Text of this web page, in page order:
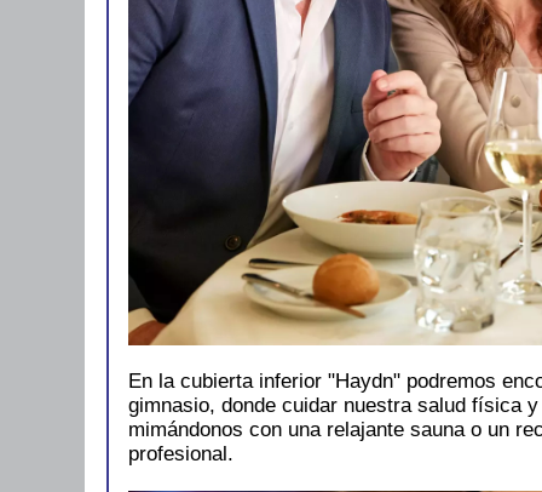
En la cubierta inferior "Haydn" podremos
gimnasio, donde cuidar nuestra salud física
mimándonos con una relajante sauna o un
profesional.